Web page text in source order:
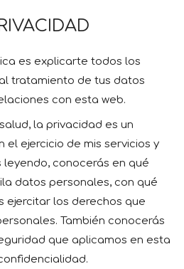
es explicarte todos los
tratamiento de tus datos
con esta web.
la privacidad es un
ejercicio de mis servicios y
leyendo, conocerás en qué
datos personales, con qué
ejercitar los derechos que
También conocerás
que aplicamos en esta